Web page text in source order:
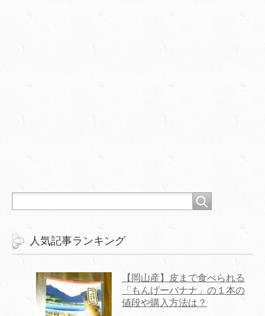
人気記事ランキング
【岡山産】皮まで食べられる
「もんげーバナナ」の１本の
値段や購入方法は？